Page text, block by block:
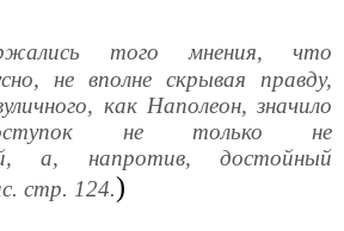
того мнения, что
не вполне скрывая правду,
как Наполеон, значило
не только не
а, напротив, достойный
стр. 124.)